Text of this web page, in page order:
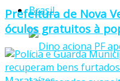
Brasil
Prefeitura de Nova
óculos gratuitos à